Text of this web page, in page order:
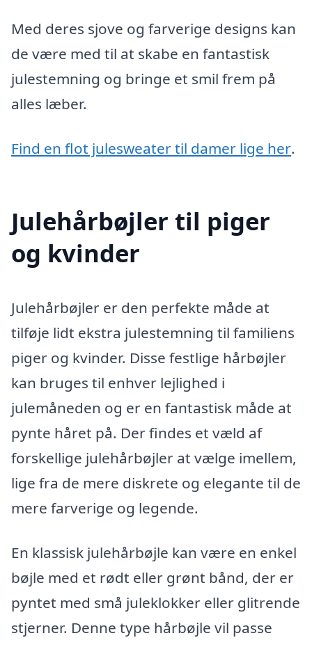
Med deres sjove og farverige designs kan
de være med til at skabe en fantastisk
julestemning og bringe et smil frem på
alles læber.
Find en flot julesweater til damer lige her.
Julehårbøjler til piger
og kvinder
Julehårbøjler er den perfekte måde at
tilføje lidt ekstra julestemning til familiens
piger og kvinder. Disse festlige hårbøjler
kan bruges til enhver lejlighed i
julemåneden og er en fantastisk måde at
pynte håret på. Der findes et væld af
forskellige julehårbøjler at vælge imellem,
lige fra de mere diskrete og elegante til de
mere farverige og legende.
En klassisk julehårbøjle kan være en enkel
bøjle med et rødt eller grønt bånd, der er
pyntet med små juleklokker eller glitrende
stjerner. Denne type hårbøjle vil passe